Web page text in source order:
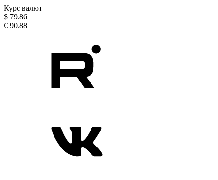
Курс валют
$ 79.86
€ 90.88